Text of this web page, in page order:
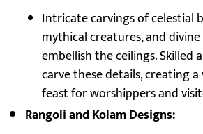
Intricate carvings of celestial
mythical creatures, and
embellish the ceilings. Skilled
carve these details, creating a
feast for worshippers and
Rangoli and Kolam Designs: